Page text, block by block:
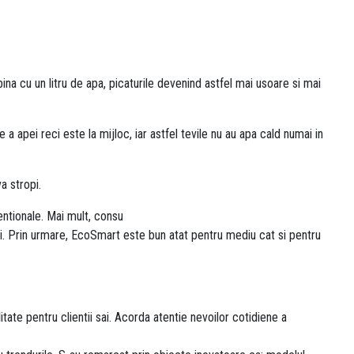
cu un litru de apa, picaturile devenind astfel mai usoare si mai
apei reci este la mijloc, iar astfel tevile nu au apa cald numai in
stropi.
Mai mult, consu
urmare, EcoSmart este bun atat pentru mediu cat si pentru
pentru clientii sai. Acorda atentie nevoilor cotidiene a